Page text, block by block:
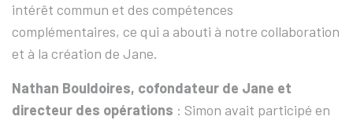
intérêt commun et des compétences
complémentaires, ce qui a abouti à notre collaboration
et à la création de Jane.
Nathan Bouldoires, cofondateur de Jane et
directeur des opérations : Simon avait participé en